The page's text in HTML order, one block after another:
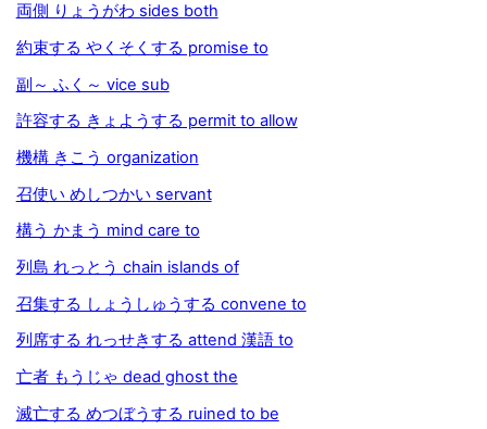
両側 りょうがわ sides both
約束する やくそくする promise to
副～ ふく～ vice sub
許容する きょようする permit to allow
機構 きこう organization
召使い めしつかい servant
構う かまう mind care to
列島 れっとう chain islands of
召集する しょうしゅうする convene to
列席する れっせきする attend 漢語 to
亡者 もうじゃ dead ghost the
滅亡する めつぼうする ruined to be